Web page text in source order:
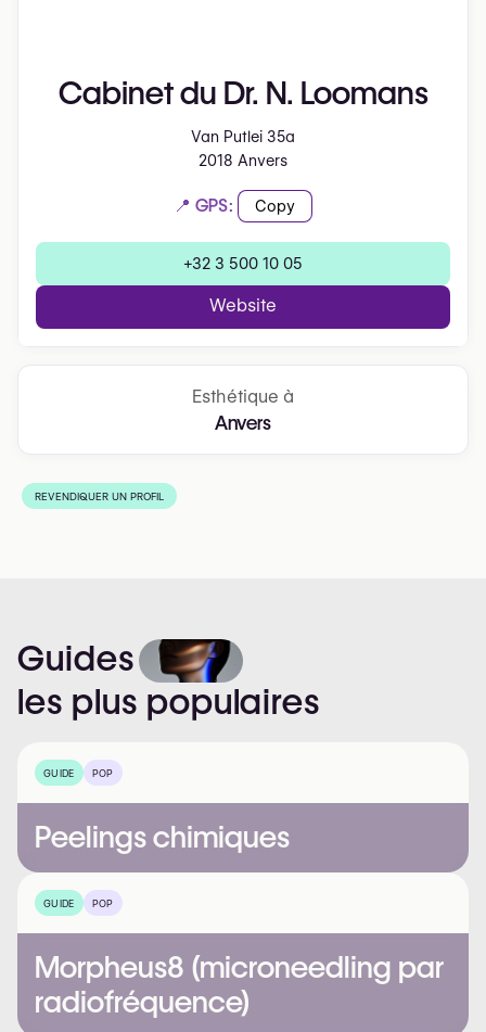
Cabinet du Dr. N. Loomans
Van Putlei 35a
2018 Anvers
📍 GPS: Copy
+32 3 500 10 05
Website
Esthétique à
Anvers
REVENDIQUER UN PROFIL
Guides
les plus populaires
GUIDE POP
Peelings chimiques
GUIDE POP
Morpheus8 (microneedling par
radiofréquence)